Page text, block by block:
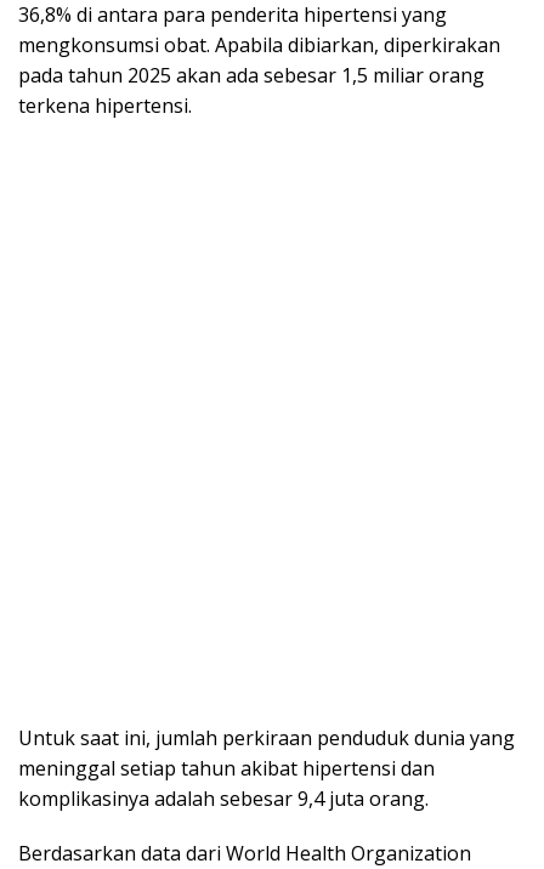
36,8% di antara para penderita hipertensi yang
mengkonsumsi obat. Apabila dibiarkan, diperkirakan
pada tahun 2025 akan ada sebesar 1,5 miliar orang
terkena hipertensi.
Untuk saat ini, jumlah perkiraan penduduk dunia yang
meninggal setiap tahun akibat hipertensi dan
komplikasinya adalah sebesar 9,4 juta orang.
Berdasarkan data dari World Health Organization